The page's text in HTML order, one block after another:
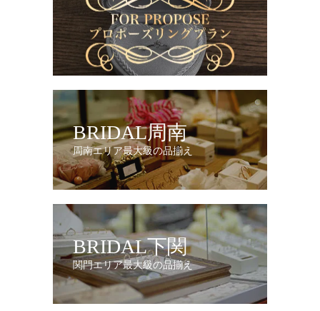
BRIDAL周南
周南エリア最大級の品揃え
BRIDAL下関
関門エリア最大級の品揃え